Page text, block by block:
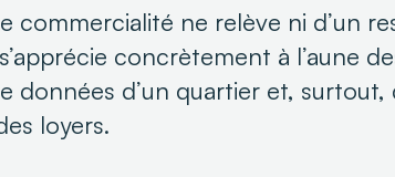
commercialité ne relève ni d’un
concrètement à l’aune
données d’un quartier et, surtout,
loyers.